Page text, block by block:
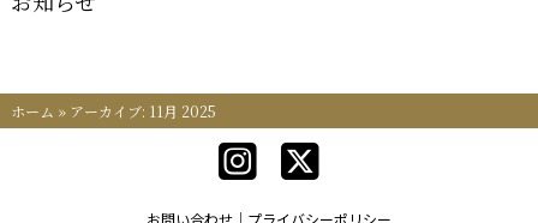
ホーム » アーカイブ: 11月 2025
お問い合わせ プライバシーポリシー